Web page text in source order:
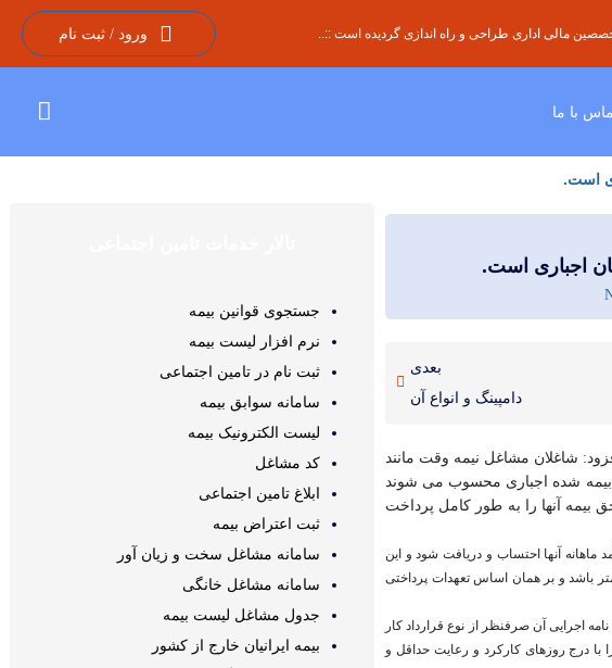
مالی اداری طراحی و راه اندازی گردیده است ::.. ورود / ثبت نام
با ما
است.
اجباری است.
بعدی
دامپینگ و انواع آن
شاغلان مشاغل نیمه وقت مانند
شده اجباری محسوب می شوند
آنها را به طور کامل پرداخت
کل درآمد ماهانه آنها احتساب و دریافت شود و این
باشد و بر همان اساس تعهدات پرداختی
طبق تکلیف قانونی مقرر در ماده ۳۹ قانون و آئین نامه اجرایی آن صرفنظر از نوع قرارداد کار
درج روزهای کارکرد و رعایت حداقل و
جستجوی قوانین بیمه
نرم افزار لیست بیمه
ثبت نام در تامین اجتماعی
سامانه سوابق بیمه
لیست الکترونیک بیمه
کد مشاغل
ابلاغ تامین اجتماعی
ثبت اعتراض بیمه
سامانه مشاغل سخت و زیان آور
سامانه مشاغل خانگی
جدول مشاغل لیست بیمه
بیمه ایرانیان خارج از کشور